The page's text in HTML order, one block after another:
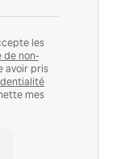
les
de non-
avoir pris
mes